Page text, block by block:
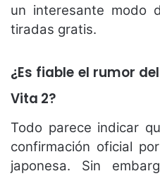
un interesante modo
tiradas gratis.
¿Es fiable el rumor
Vita 2?
Todo parece indicar
confirmación oficial
japonesa. Sin